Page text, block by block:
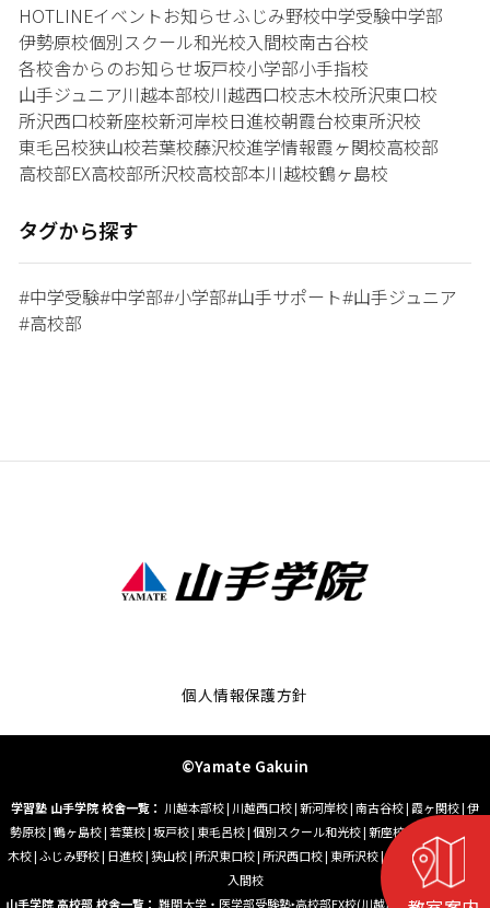
HOTLINEイベントお知らせふじみ野校中学受験中学部
伊勢原校個別スクール和光校入間校南古谷校
各校舎からのお知らせ坂戸校小学部小手指校
山手ジュニア川越本部校川越西口校志木校所沢東口校
所沢西口校新座校新河岸校日進校朝霞台校東所沢校
東毛呂校狭山校若葉校藤沢校進学情報霞ヶ関校高校部
高校部EX高校部所沢校高校部本川越校鶴ヶ島校
タグから探す
#中学受験#中学部#小学部#山手サポート#山手ジュニア
#高校部
個人情報保護方針
©Yamate Gakuin
学習塾 山手学院 校舎一覧： 川越本部校| 川越西口校|新河岸校|南古谷校| 霞ヶ関校|伊
勢原校|鶴ヶ島校|若葉校|坂戸校| 東毛呂校|個別スクール和光校|新座校|
木校|ふじみ野校| 日進校|狭山校| 所沢東口校| 所沢西口校| 東所沢校|小手指校|
入間校
山手学院 高校部 校舎一覧： 難関大学・医学部受験塾‣高校部EX校(川越)| 大学受験塾‣高校